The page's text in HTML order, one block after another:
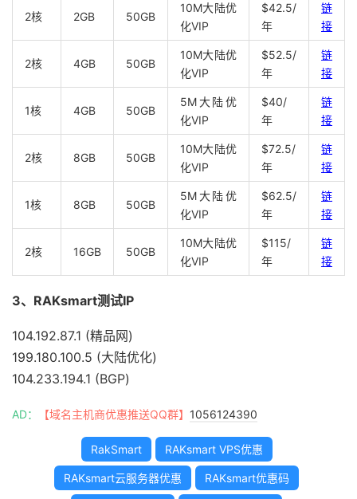
2核 2GB 50GB
10M大陆优
化VIP
$42.5/
年
链
接
2核 4GB 50GB
10M大陆优
化VIP
$52.5/
年
链
接
1核 4GB 50GB
5M大陆优
化VIP
$40/
年
链
接
2核 8GB 50GB
10M大陆优
化VIP
$72.5/
年
链
接
1核 8GB 50GB
5M大陆优
化VIP
$62.5/
年
链
接
2核 16GB 50GB
10M大陆优
化VIP
$115/
年
链
接
3、RAKsmart测试IP
104.192.87.1 (精品网)
199.180.100.5 (大陆优化)
104.233.194.1 (BGP)
AD： 【域名主机商优惠推送QQ群】 1056124390
RakSmart RAKsmart VPS优惠
RAKsmart云服务器优惠 RAKsmart优惠码